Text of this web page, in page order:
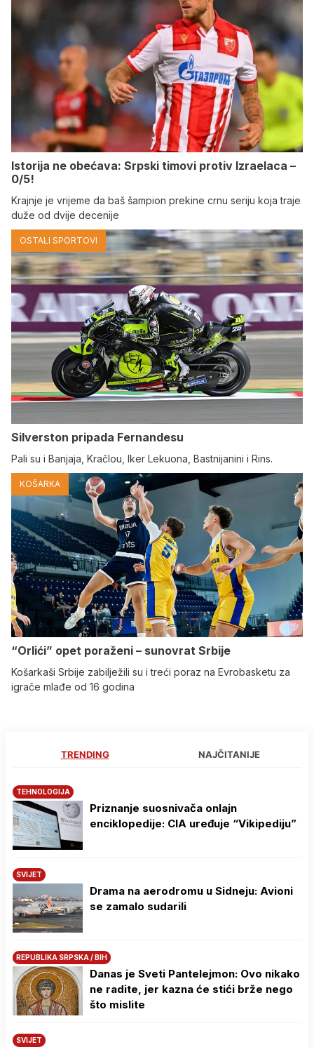
Istorija ne obećava: Srpski timovi protiv Izraelaca –
0/5!
Krajnje je vrijeme da baš šampion prekine crnu seriju koja traje
duže od dvije decenije
OSTALI SPORTOVI
Silverston pripada Fernandesu
Pali su i Banjaja, Kračlou, Iker Lekuona, Bastnijanini i Rins.
KOŠARKA
“Orlići” opet poraženi – sunovrat Srbije
Košarkaši Srbije zabilježili su i treći poraz na Evrobasketu za
igrače mlađe od 16 godina
TRENDING NAJČITANIJE
TEHNOLOGIJA
Priznanje suosnivača onlajn
enciklopedije: CIA uređuje “Vikipediju”
SVIJET
Drama na aerodromu u Sidneju: Avioni
se zamalo sudarili
REPUBLIKA SRPSKA / BIH
Danas je Sveti Pantelejmon: Ovo nikako
ne radite, jer kazna će stići brže nego
što mislite
SVIJET